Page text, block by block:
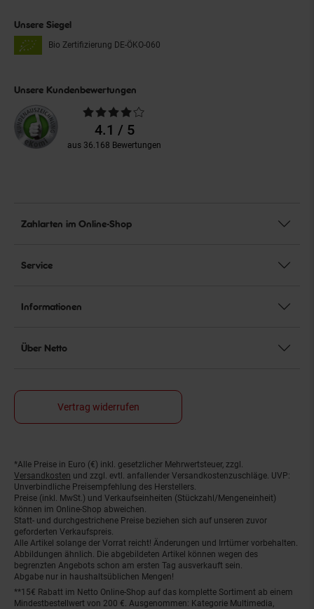
Unsere Siegel
Bio Zertifizierung DE-ÖKO-060
Unsere Kundenbewertungen
Durchschnittliche
Bewertungen4.1 / 5
aus 36.168 Bewertungen
Zahlarten im Online-Shop
Service
Informationen
Über Netto
Vertrag widerrufen
Fußnoten
*Alle Preise in Euro (€) inkl. gesetzlicher Mehrwertsteuer, zzgl.
Versandkosten und zzgl. evtl. anfallender Versandkostenzuschläge. UVP:
Unverbindliche Preisempfehlung des Herstellers.
Preise (inkl. MwSt.) und Verkaufseinheiten (Stückzahl/Mengeneinheit)
können im Online-Shop abweichen.
Statt- und durchgestrichene Preise beziehen sich auf unseren zuvor
geforderten Verkaufspreis.
Alle Artikel solange der Vorrat reicht! Änderungen und Irrtümer vorbehalten.
Abbildungen ähnlich. Die abgebildeten Artikel können wegen des
begrenzten Angebots schon am ersten Tag ausverkauft sein.
Abgabe nur in haushaltsüblichen Mengen!
**15€ Rabatt im Netto Online-Shop auf das komplette Sortiment ab einem
Mindestbestellwert von 200 €. Ausgenommen: Kategorie Multimedia,